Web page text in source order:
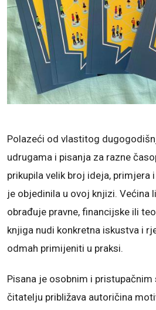
Polazeći od vlastitog
udrugama i pisanja za razne
prikupila velik broj ideja, primjera
je objedinila u ovoj knjizi. Većina
obrađuje pravne, financijske ili
knjiga nudi konkretna iskustva i
odmah primijeniti u praksi.
Pisana je osobnim i
čitatelju približava autoričina